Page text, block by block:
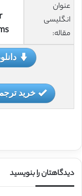
عنوان
انگلیسی
مقاله:
خرید
دیدگاهتان را بنویسید